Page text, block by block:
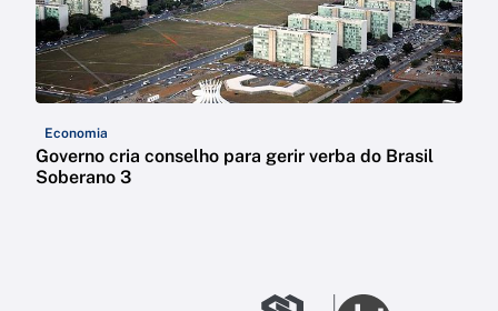
Economia
Governo cria conselho para gerir verba do Brasil
Soberano 3